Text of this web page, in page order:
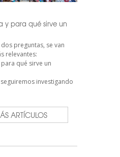
y para qué sirve un
preguntas, se van
relevantes:
qué sirve un
investigando
ARTÍCULOS